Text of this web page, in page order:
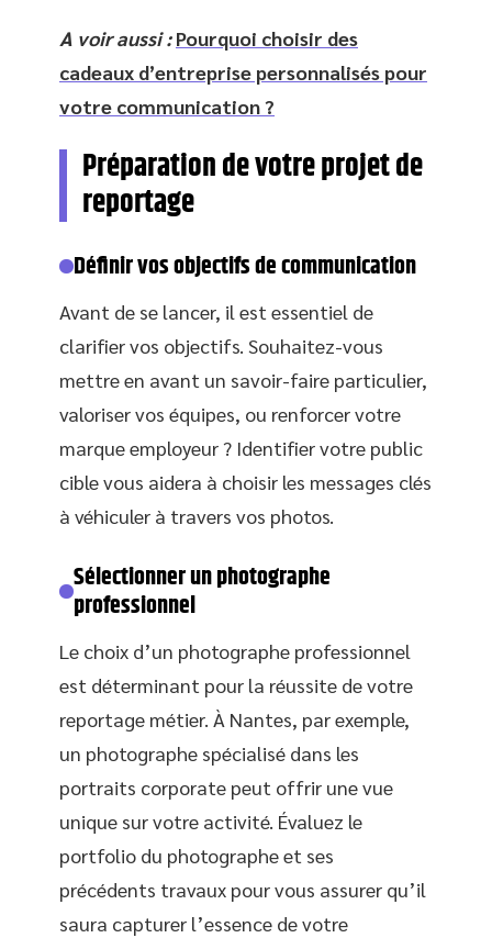
A voir aussi : Pourquoi choisir des
cadeaux d’entreprise personnalisés pour
votre communication ?
Préparation de votre projet de
reportage
Définir vos objectifs de communication
Avant de se lancer, il est essentiel de
clarifier vos objectifs. Souhaitez-vous
mettre en avant un savoir-faire particulier,
valoriser vos équipes, ou renforcer votre
marque employeur ? Identifier votre public
cible vous aidera à choisir les messages clés
à véhiculer à travers vos photos.
Sélectionner un photographe
professionnel
Le choix d’un photographe professionnel
est déterminant pour la réussite de votre
reportage métier. À Nantes, par exemple,
un photographe spécialisé dans les
portraits corporate peut offrir une vue
unique sur votre activité. Évaluez le
portfolio du photographe et ses
précédents travaux pour vous assurer qu’il
saura capturer l’essence de votre